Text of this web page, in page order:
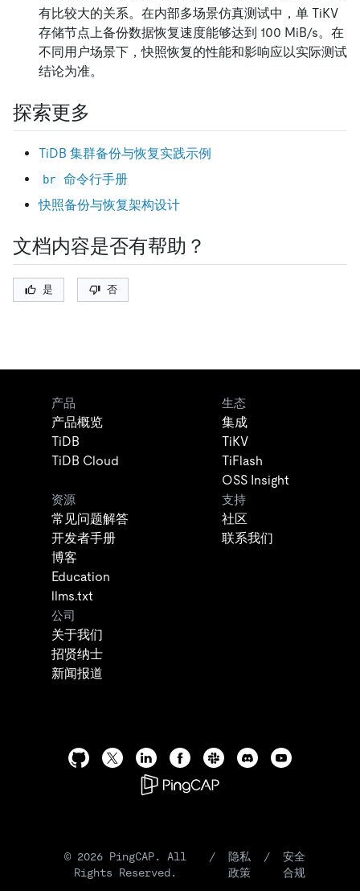
有比较大的关系。在内部多场景仿真测试中，单 TiKV
存储节点上备份数据恢复速度能够达到 100 MiB/s。在
不同用户场景下，快照恢复的性能和影响应以实际测试
结论为准。
探索更多
TiDB 集群备份与恢复实践示例
br
命令行手册
快照备份与恢复架构设计
文档内容是否有帮助？
是 否
产品
产品概览
TiDB
TiDB Cloud
生态
集成
TiKV
TiFlash
OSS Insight
资源
常见问题解答
开发者手册
博客
Education
llms.txt
支持
社区
联系我们
公司
关于我们
招贤纳士
新闻报道
© 2026 PingCAP. All
Rights Reserved.
/
隐私
政策
/
安全
合规